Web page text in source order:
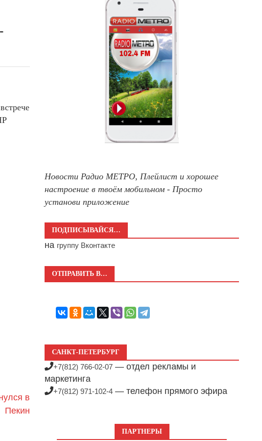
в
Пекин
Новости Радио МЕТРО, Плейлист и хорошее
настроение в твоём мобильном - Просто
установи приложение
ПОДПИСЫВАЙСЯ…
на группу Вконтакте
ОТПРАВИТЬ В…
САНКТ-ПЕТЕРБУРГ
+7(812) 766-02-07 — отдел рекламы и
маркетинга
+7(812) 971-102-4 — телефон прямого эфира
ПАРТНЕРЫ